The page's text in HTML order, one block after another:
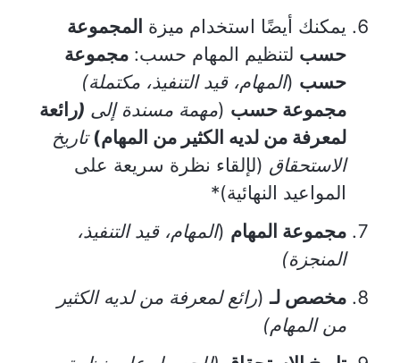
يمكنك أيضًا استخدام ميزة المجموعة
حسب لتنظيم المهام حسب: مجموعة
حسب (المهام، قيد التنفيذ، مكتملة)
مجموعة حسب (مهمة مسندة إلى (رائعة
لمعرفة من لديه الكثير من المهام) تاريخ
الاستحقاق (لإلقاء نظرة سريعة على
المواعيد النهائية)*
مجموعة المهام (المهام، قيد التنفيذ،
المنجزة)
مخصص لـ(رائع لمعرفة من لديه الكثير
من المهام)